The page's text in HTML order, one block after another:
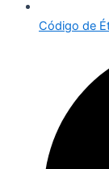
Código de